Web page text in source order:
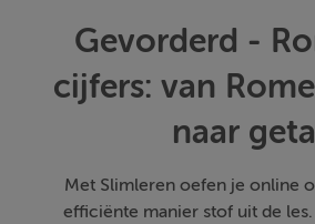
Gevorderd -
cijfers: van
naar
Met Slimleren oefen je online
efficiënte manier stof uit de